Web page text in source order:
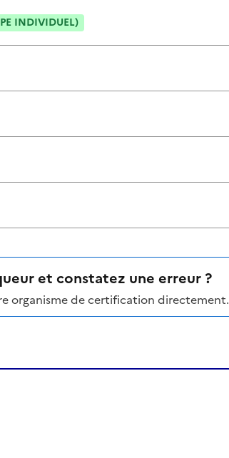
INDIVIDUEL)
et constatez une erreur ?
organisme de certification directement.